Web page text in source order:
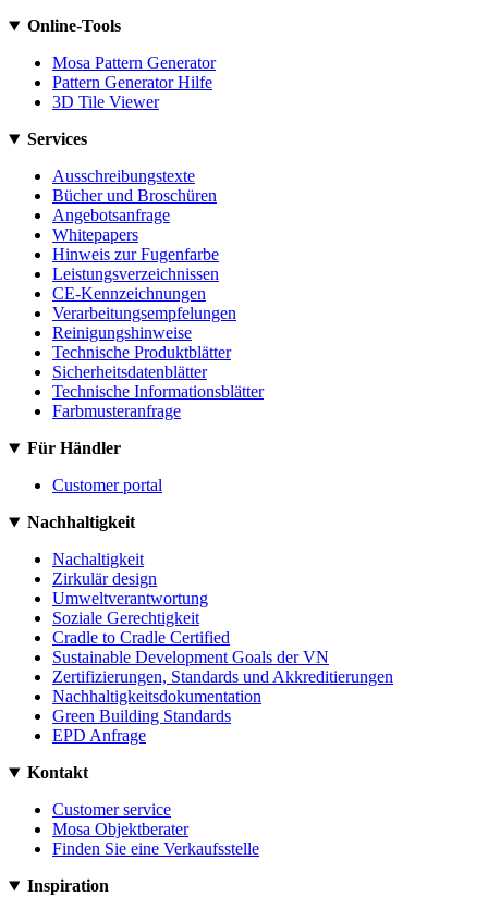
Online-Tools
Mosa Pattern Generator
Pattern Generator Hilfe
3D Tile Viewer
Services
Ausschreibungstexte
Bücher und Broschüren
Angebotsanfrage
Whitepapers
Hinweis zur Fugenfarbe
Leistungsverzeichnissen
CE-Kennzeichnungen
Verarbeitungsempfelungen
Reinigungshinweise
Technische Produktblätter
Sicherheitsdatenblätter
Technische Informationsblätter
Farbmusteranfrage
Für Händler
Customer portal
Nachhaltigkeit
Nachaltigkeit
Zirkulär design
Umweltverantwortung
Soziale Gerechtigkeit
Cradle to Cradle Certified
Sustainable Development Goals der VN
Zertifizierungen, Standards und Akkreditierungen
Nachhaltigkeitsdokumentation
Green Building Standards
EPD Anfrage
Kontakt
Customer service
Mosa Objektberater
Finden Sie eine Verkaufsstelle
Inspiration